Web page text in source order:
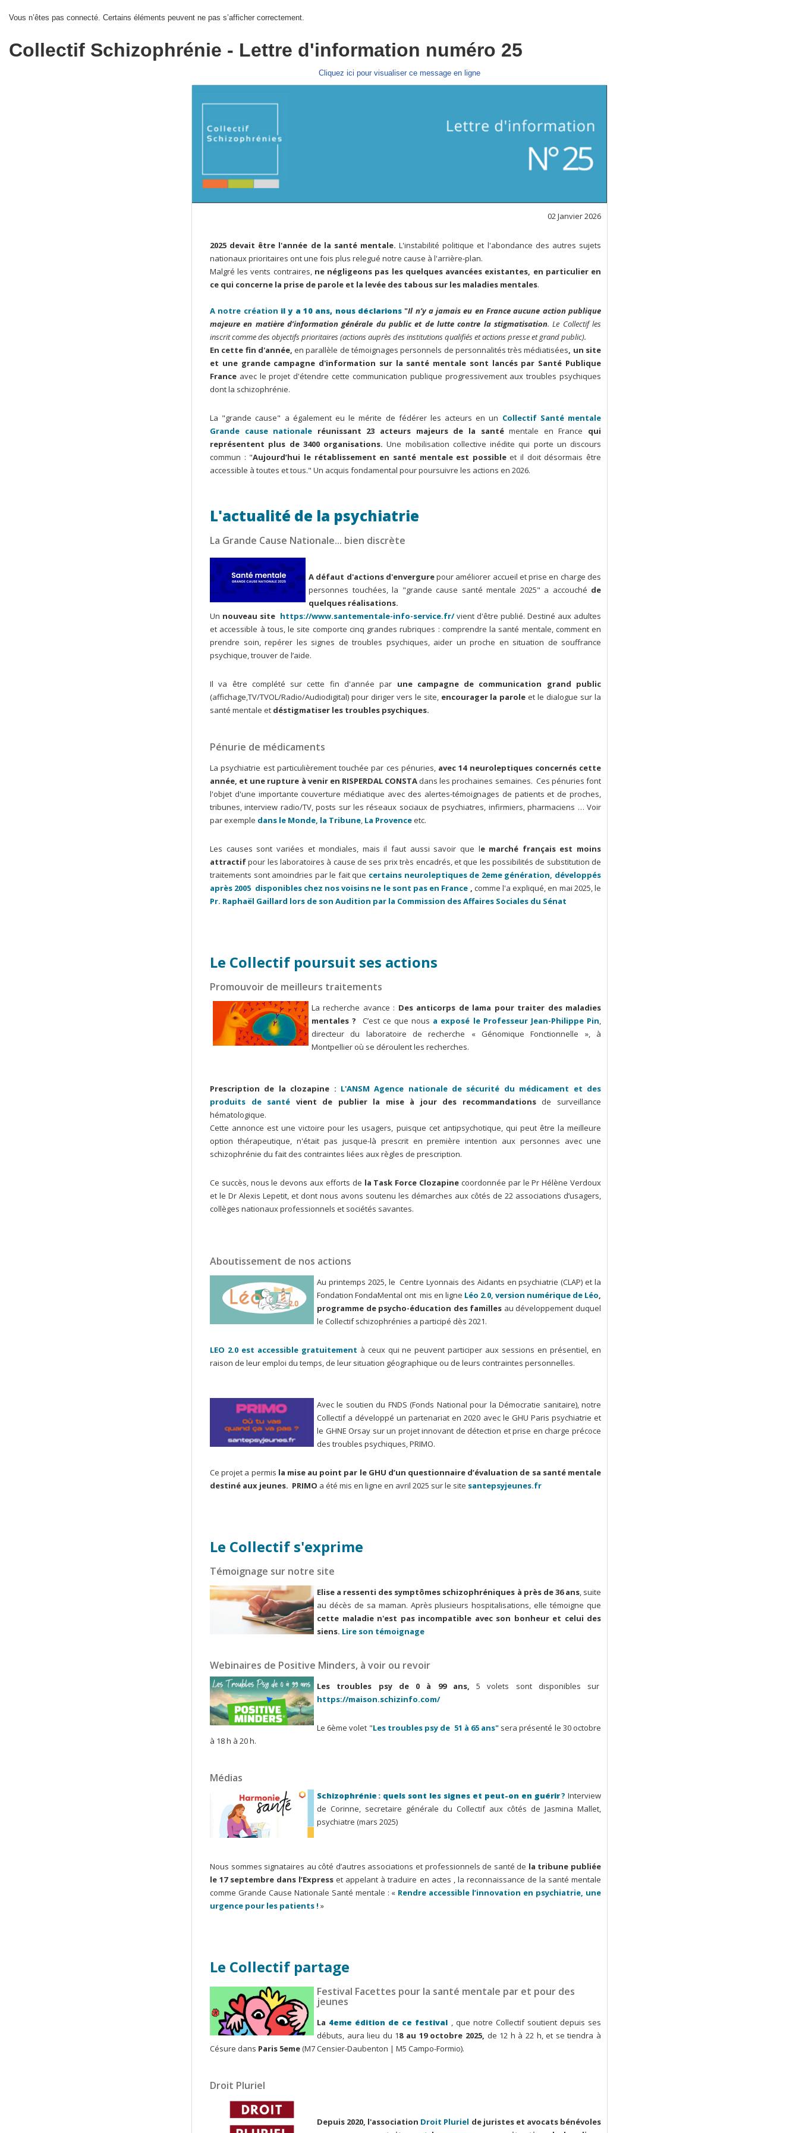
Vous n’êtes pas connecté. Certains éléments peuvent ne pas s’afficher correctement.
Collectif Schizophrénie - Lettre d'information numéro 25
Cliquez ici pour visualiser ce message en ligne
02 Janvier 2026
2025 devait être l'année de la santé mentale.L'instabilité politique et l'abondance des autres sujets
nationaux prioritaires ont une fois plus relegué notre cause à l'arrière-plan.
Malgré les vents contraires, ne négligeons pas les quelques avancées existantes, en particulier en
ce qui concerne la prise de parole et la levée des tabous sur les maladies mentales.
A notre création il y a 10 ans, nous déclarions"Il n’y a jamais eu en France aucune action publique
majeure en matière d’information générale du public et de lutte contre la stigmatisation. Le Collectif les
inscrit comme des objectifs prioritaires (actions auprès des institutions qualifiés et actions presse et grand public).
En cette fin d'année,en parallèle de témoignages personnels de personnalités très médiatisées, un site
et une grande campagne d'information sur la santé mentale sont lancés par Santé Publique
France avec le projet d'étendre cette communication publique progressivement aux troubles psychiques
dont la schizophrénie.
La "grande cause" a également eu le mérite de fédérer les acteurs en un Collectif Santé mentale
Grande cause nationale réunissant 23 acteurs majeurs de la santémentale en France qui
représentent plus de 3400 organisations. Une mobilisation collective inédite qui porte un discours
commun : "Aujourd’hui le rétablissement en santé mentale est possibleet il doit désormais être
accessible à toutes et tous." Un acquis fondamental pour poursuivre les actions en 2026.
L'actualité de la psychiatrie
La Grande Cause Nationale... bien discrète
A défaut d'actions d'envergurepour améliorer accueil et prise en charge des
personnes touchées, la "grande cause santé mentale 2025" a accouché de
quelques réalisations.
Un nouveau site https://www.santementale-info-service.fr/vient d'être publié. Destiné aux adultes
et accessible à tous, le site comporte cinq grandes rubriques : comprendre la santé mentale, comment en
prendre soin, repérer les signes de troubles psychiques, aider un proche en situation de souffrance
psychique, trouver de l’aide.
Il va être complété sur cette fin d'année par une campagne de communication grand public
(affichage,TV/TVOL/Radio/Audiodigital) pour diriger vers le site, encourager la parole et le dialogue sur la
santé mentale et déstigmatiser les troubles psychiques.
Pénurie de médicaments
La psychiatrie est particulièrement touchée par ces pénuries, avec 14 neuroleptiques concernés cette
année, et une rupture à venir en RISPERDAL CONSTA dans les prochaines semaines. Ces pénuries font
l'objet d'une importante couverture médiatique avec des alertes-témoignages de patients et de proches,
tribunes, interview radio/TV, posts sur les réseaux sociaux de psychiatres, infirmiers, pharmaciens … Voir
par exemple dans le Monde, la Tribune, La Provenceetc.
Les causes sont variées et mondiales, mais il faut aussi savoir que le marché français est moins
attractifpour les laboratoires à cause de ses prix très encadrés, et que les possibilités de substitution de
traitements sont amoindries par le fait que certains neuroleptiques de 2eme génération, développés
après 2005 disponibles chez nos voisins ne le sont pas en France , comme l'a expliqué, en mai 2025, le
Pr. Raphaël Gaillard lors de son Audition par la Commission des Affaires Sociales du Sénat
Le Collectif poursuit ses actions
Promouvoir de meilleurs traitements
La recherche avance : Des anticorps de lama pour traiter des maladies
mentales ?
C’est ce que nous a exposé le Professeur Jean-Philippe Pin,
directeur du laboratoire de recherche « Génomique Fonctionnelle », à
Montpellier où se déroulent les recherches.
Prescription de la clozapine : L'ANSM Agence nationale de sécurité du médicament et des
produits de santé vient de publier la mise à jour des recommandationsde surveillance
hématologique.
Cette annonce est une victoire pour les usagers, puisque cet antipsychotique, qui peut être la meilleure
option thérapeutique, n'était pas jusque-là prescrit en première intention aux personnes avec une
schizophrénie du fait des contraintes liées aux règles de prescription.
Ce succès, nous le devons aux efforts de la Task Force Clozapine coordonnée par le Pr Hélène Verdoux
et le Dr Alexis Lepetit, et dont nous avons soutenu les démarches aux côtés de 22 associations d’usagers,
collèges nationaux professionnels et sociétés savantes.
Aboutissement de nos actions
Au printemps 2025, le Centre Lyonnais des Aidants en psychiatrie (CLAP) et la
Fondation FondaMental ont mis en ligne Léo 2.0, version numérique de Léo,
programme de psycho-éducation des familles au développement duquel
le Collectif schizophrénies a participé dès 2021.
LEO 2.0 est accessible gratuitement à ceux qui ne peuvent participer aux sessions en présentiel, en
raison de leur emploi du temps, de leur situation géographique ou de leurs contraintes personnelles.
Avec le soutien du FNDS (Fonds National pour la Démocratie sanitaire), notre
Collectif a développé un partenariat en 2020 avec le GHU Paris psychiatrie et
le GHNE Orsay sur un projet innovant de détection et prise en charge précoce
des troubles psychiques, PRIMO.
Ce projet a permis la mise au point par le GHU d’un questionnaire d’évaluation de sa santé mentale
destiné aux jeunes. PRIMO a été mis en ligne en avril 2025 sur le site santepsyjeunes.fr
Le Collectif s'exprime
Témoignage sur notre site
Elise a ressenti des symptômes schizophréniques à près de 36 ans, suite
au décès de sa maman. Après plusieurs hospitalisations, elle témoigne que
cette maladie n'est pas incompatible avec son bonheur et celui des
siens. Lire son témoignage
Webinaires de Positive Minders, à voir ou revoir
Les troubles psy de 0 à 99 ans, 5 volets sont disponibles sur
https://maison.schizinfo.com/
Le 6ème volet "Les troubles psy de 51 à 65 ans" sera présenté le 30 octobre
à 18 h à 20 h.
Médias
Schizophrénie : quels sont les signes et peut-on en guérir? Interview
de Corinne, secretaire générale du Collectif aux côtés de Jasmina Mallet,
psychiatre (mars 2025)
Nous sommes signataires au côté d’autres associations et professionnels de santé de la tribune publiée
le 17 septembre dans l’Expresset appelant à traduire en actes , la reconnaissance de la santé mentale
comme Grande Cause Nationale Santé mentale : « Rendre accessible l’innovation en psychiatrie, une
urgence pour les patients ! »
Le Collectif partage
Festival Facettes pour la santé mentale par et pour des
jeunes
La 4eme édition de ce festival , que notre Collectif soutient depuis ses
débuts, aura lieu du 18 au 19 octobre 2025, de 12 h à 22 h, et se tiendra à
Césure dans Paris 5eme(M7 Censier-Daubenton | M5 Campo-Formio).
Droit Pluriel
Depuis 2020, l'association Droit Pluriel de juristes et avocats bénévoles